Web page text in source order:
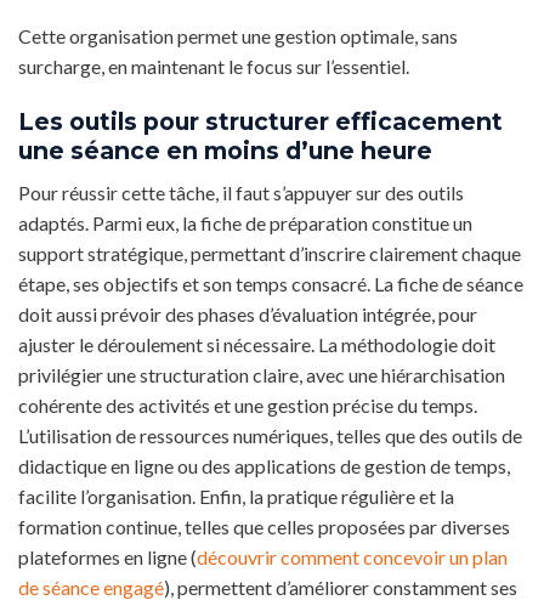
Cette organisation permet une gestion optimale, sans
surcharge, en maintenant le focus sur l’essentiel.
Les outils pour structurer efficacement
une séance en moins d’une heure
Pour réussir cette tâche, il faut s’appuyer sur des outils
adaptés. Parmi eux, la fiche de préparation constitue un
support stratégique, permettant d’inscrire clairement chaque
étape, ses objectifs et son temps consacré. La fiche de séance
doit aussi prévoir des phases d’évaluation intégrée, pour
ajuster le déroulement si nécessaire. La méthodologie doit
privilégier une structuration claire, avec une hiérarchisation
cohérente des activités et une gestion précise du temps.
L’utilisation de ressources numériques, telles que des outils de
didactique en ligne ou des applications de gestion de temps,
facilite l’organisation. Enfin, la pratique régulière et la
formation continue, telles que celles proposées par diverses
plateformes en ligne (découvrir comment concevoir un plan
de séance engagé), permettent d’améliorer constamment ses